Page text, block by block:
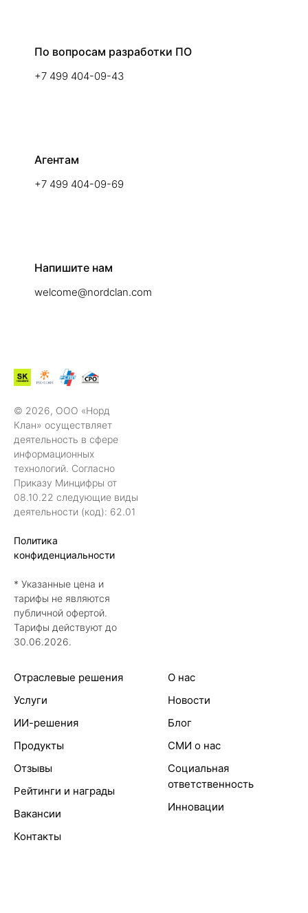
По вопросам разработки ПО
+7 499 404-09-43
Агентам
+7 499 404-09-69
Напишите нам
welcome@nordclan.com
© 2026, ООО «Норд
Клан» осуществляет
деятельность в сфере
информационных
технологий. Согласно
Приказу Минцифры от
08.10.22 следующие виды
деятельности (код): 62.01
Политика
конфиденциальности
* Указанные цена и
тарифы не являются
публичной офертой.
Тарифы действуют до
30.06.2026.
Отраслевые решения
Услуги
ИИ-решения
Продукты
Отзывы
Рейтинги и награды
Вакансии
Контакты
О нас
Новости
Блог
СМИ о нас
Социальная
ответственность
Инновации